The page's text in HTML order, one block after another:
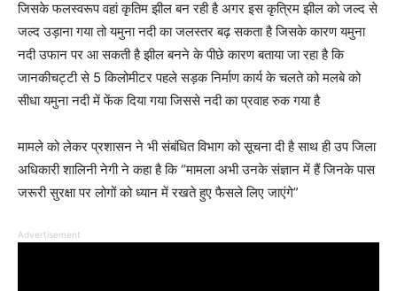
जिसके फलस्वरूप वहां कृतिम झील बन रही है अगर इस कृत्रिम झील को जल्द से
जल्द उड़ाना गया तो यमुना नदी का जलस्तर बढ़ सकता है जिसके कारण यमुना
नदी उफान पर आ सकती है झील बनने के पीछे कारण बताया जा रहा है कि
जानकीचट्टी से 5 किलोमीटर पहले सड़क निर्माण कार्य के चलते को मलबे को
सीधा यमुना नदी में फेंक दिया गया जिससे नदी का प्रवाह रुक गया है
मामले को लेकर प्रशासन ने भी संबंधित विभाग को सूचना दी है साथ ही उप जिला
अधिकारी शालिनी नेगी ने कहा है कि “मामला अभी उनके संज्ञान में हैं जिनके पास
जरूरी सुरक्षा पर लोगों को ध्यान में रखते हुए फैसले लिए जाएंगे”
Advertisement